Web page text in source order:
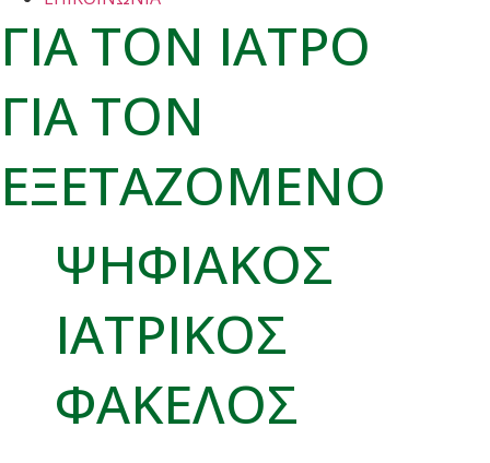
ΓΙΑ ΤΟΝ ΙΑΤΡΟ
ΓΙΑ ΤΟΝ
ΕΞΕΤΑΖΟΜΕΝΟ
ΨΗΦΙΑΚΟΣ
ΙΑΤΡΙΚΟΣ
ΦΑΚΕΛΟΣ